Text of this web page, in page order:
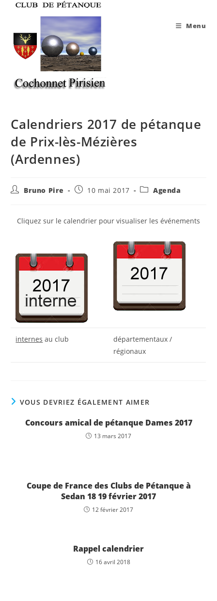
Menu
Calendriers 2017 de pétanque
de Prix-lès-Mézières
(Ardennes)
Auteur/autrice
publication :
Bruno Pire
Publication
10 mai 2017
PostAgenda
Cliquez sur le calendrier pour visualiser les événements
internes au club
départementaux /
régionaux
VOUS DEVRIEZ ÉGALEMENT AIMER
Concours amical de pétanque Dames 2017
13 mars 2017
Coupe de France des Clubs de Pétanque à
Sedan 18 19 février 2017
12 février 2017
Rappel calendrier
16 avril 2018